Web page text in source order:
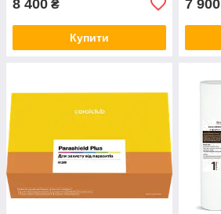
8 400 ₴
Купити
7 900